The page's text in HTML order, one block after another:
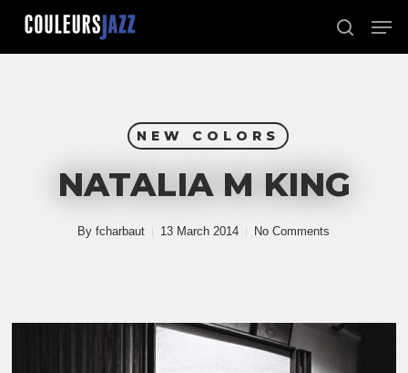
Skip
main
search
NEW COLORS
NATALIA M KING
By fcharbaut 13 March 2014 No Comments
Close